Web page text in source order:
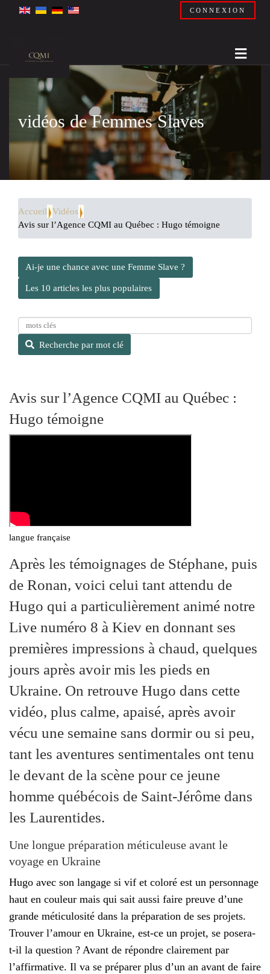
CONNEXION
vidéos de Femmes Slaves
Accueil Vidéos
Avis sur l’Agence CQMI au Québec : Hugo témoigne
Ai-je une chance avec une Femme Slave ?
Les 10 articles les plus populaires
e
c
h
t
l
Recherche par mot clé
Avis sur l’Agence CQMI au Québec :
Hugo témoigne
langue française
Après les témoignages de Stéphane, puis
de Ronan, voici celui tant attendu de
Hugo qui a particulièrement animé notre
Live numéro 8 à Kiev en donnant ses
premières impressions à chaud, quelques
jours après avoir mis les pieds en
Ukraine. On retrouve Hugo dans cette
vidéo, plus calme, apaisé, après avoir
vécu une semaine sans dormir ou si peu,
tant les aventures sentimentales ont tenu
le devant de la scène pour ce jeune
homme québécois de Saint-Jérôme dans
les Laurentides.
Une longue préparation méticuleuse avant le
voyage en Ukraine
Hugo avec son langage si vif et coloré est un personnage
haut en couleur mais qui sait aussi faire preuve d’une
grande méticulosité dans la préparation de ses projets.
Trouver l’amour en Ukraine, est-ce un projet, se posera-
t-il la question ? Avant de répondre clairement par
l’affirmative. Il va se préparer plus d’un an avant de faire